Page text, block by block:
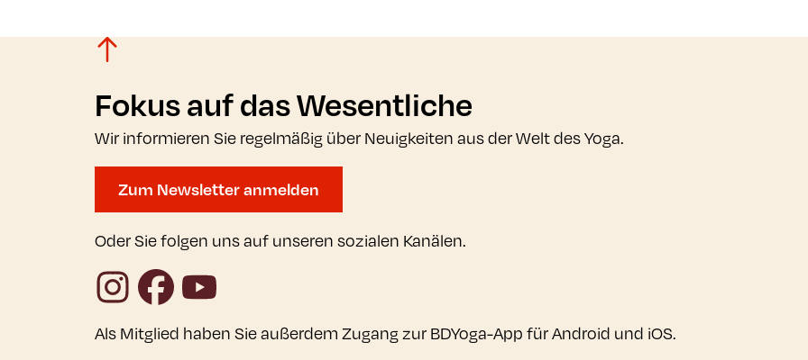
Fokus auf das Wesentliche
Wir informieren Sie regelmäßig über Neuigkeiten aus der Welt des Yoga.
Zum Newsletter anmelden
Oder Sie folgen uns auf unseren sozialen Kanälen.
InstagramFacebook
YouTube
Als Mitglied haben Sie außerdem Zugang zur BDYoga-App für Android und iOS.